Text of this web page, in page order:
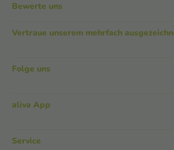
Bewerte uns
Vertraue unserem mehrfach
Folge uns
aliva App
Service